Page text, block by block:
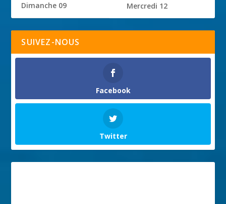
Dimanche 09 Mercredi 12
SUIVEZ-NOUS
Facebook
Twitter